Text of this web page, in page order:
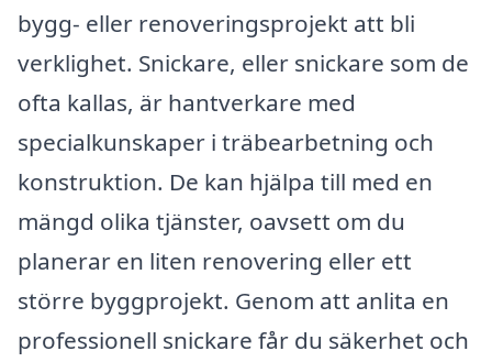
bygg- eller renoveringsprojekt att bli
verklighet. Snickare, eller snickare som de
ofta kallas, är hantverkare med
specialkunskaper i träbearbetning och
konstruktion. De kan hjälpa till med en
mängd olika tjänster, oavsett om du
planerar en liten renovering eller ett
större byggprojekt. Genom att anlita en
professionell snickare får du säkerhet och